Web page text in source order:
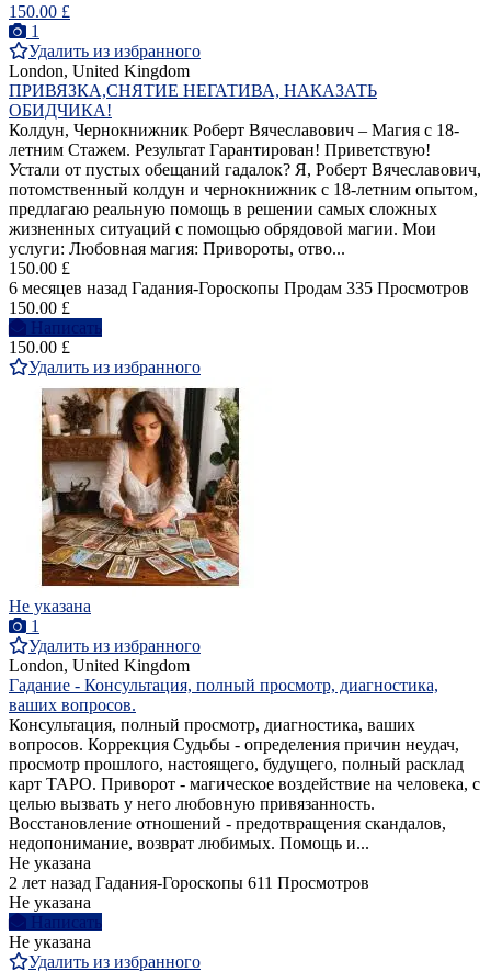
150.00 £
1
Удалить из избранного
London, United Kingdom
ПРИВЯЗКА,СНЯТИЕ НЕГАТИВА, НАКАЗАТЬ
ОБИДЧИКА!
Колдун, Чернокнижник Роберт Вячеславович – Магия с 18-
летним Стажем. Результат Гарантирован! Приветствую!
Устали от пустых обещаний гадалок? Я, Роберт Вячеславович,
потомственный колдун и чернокнижник с 18-летним опытом,
предлагаю реальную помощь в решении самых сложных
жизненных ситуаций с помощью обрядовой магии. Мои
услуги: Любовная магия: Привороты, отво...
150.00 £
6 месяцев назад Гадания-Гороскопы Продам 335 Просмотров
150.00 £
Написать
150.00 £
Удалить из избранного
Не указана
1
Удалить из избранного
London, United Kingdom
Гадание - Консультация, полный просмотр, диагностика,
ваших вопросов.
Консультация, полный просмотр, диагностика, ваших
вопросов. Коррекция Судьбы - определения причин неудач,
просмотр прошлого, настоящего, будущего, полный расклад
карт ТАРО. Приворот - магическое воздействие на человека, с
целью вызвать у него любовную привязанность.
Восстановление отношений - предотвращения скандалов,
недопонимание, возврат любимых. Помощь и...
Не указана
2 лет назад Гадания-Гороскопы 611 Просмотров
Не указана
Написать
Не указана
Удалить из избранного